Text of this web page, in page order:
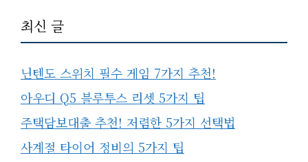
최신 글
닌텐도 스위치 필수 게임 7가지 추천!
아우디 Q5 블루투스 리셋 5가지 팁
주택담보대출 추천! 저렴한 5가지 선택법
사계절 타이어 정비의 5가지 팁